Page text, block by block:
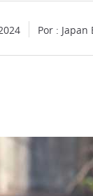
Por : Japan